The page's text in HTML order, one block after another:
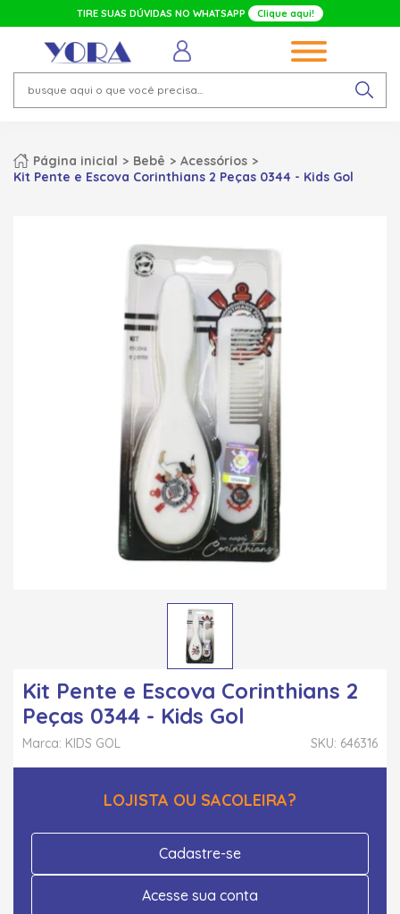
TIRE SUAS DÚVIDAS NO WHATSAPP Clique aqui!
Página inicial Bebê
Acessórios
Kit Pente e Escova Corinthians 2 Peças 0344 - Kids Gol
Kit Pente e Escova Corinthians 2
Peças 0344 - Kids Gol
SKU: 646316
Marca: KIDS GOL
LOJISTA OU SACOLEIRA?
Cadastre-se
Acesse sua conta